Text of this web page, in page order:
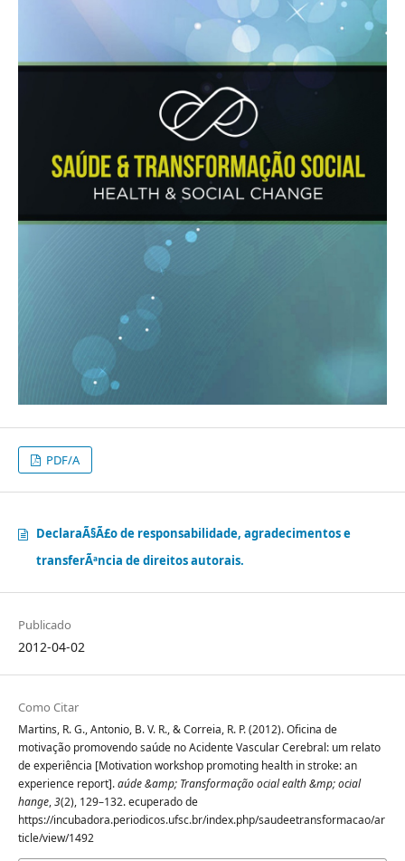
PDF/A
DeclaraÃ§Ã£o de responsabilidade, agradecimentos e
transferÃªncia de direitos autorais.
Publicado
2012-04-02
Como Citar
Martins, R. G., Antonio, B. V. R., & Correia, R. P. (2012). Oficina de
motivação promovendo saúde no Acidente Vascular Cerebral: um relato
de experiência [Motivation workshop promoting health in stroke: an
experience report].aúde &amp; Transformação ocial ealth &mp; ocial
hange,3(2), 129–132. ecuperado de
https://incubadora.periodicos.ufsc.br/index.php/saudeetransformacao/ar
ticle/view/1492